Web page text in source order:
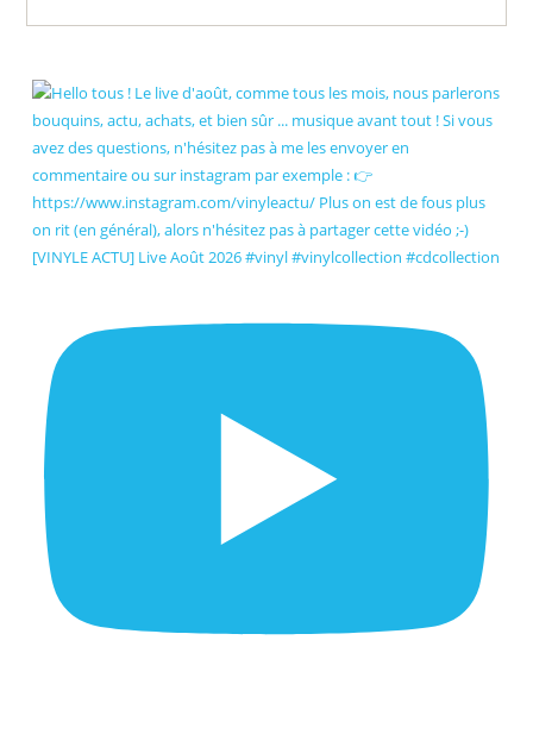
[VINYLE ACTU] Live Août 2026 #vinyl #vinylcollection #cdcollection